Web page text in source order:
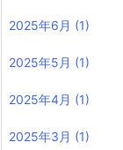
2025年6月 (1)
2025年5月 (1)
2025年4月 (1)
2025年3月 (1)